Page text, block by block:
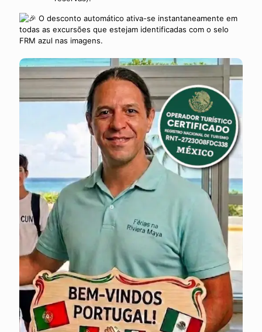
O desconto automático ativa-se instantaneamente em
todas as excursões que estejam identificadas com o selo
FRM azul nas imagens.